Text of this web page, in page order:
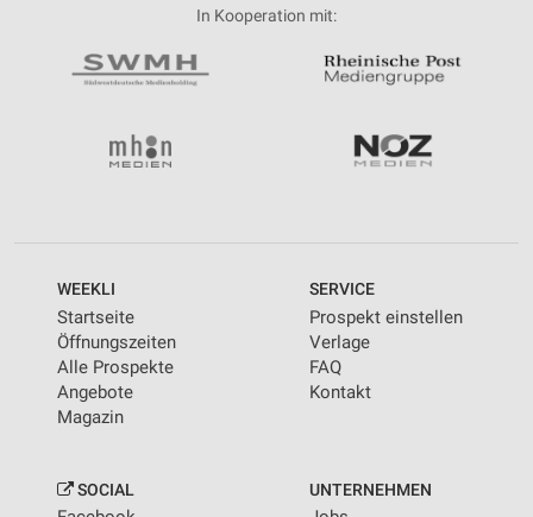
In Kooperation mit:
WEEKLI
Startseite
Öffnungszeiten
Alle Prospekte
Angebote
Magazin
SERVICE
Prospekt einstellen
Verlage
FAQ
Kontakt
SOCIAL UNTERNEHMEN